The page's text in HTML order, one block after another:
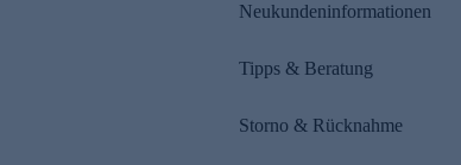
Neukundeninformationen
Tipps & Beratung
Storno & Rücknahme